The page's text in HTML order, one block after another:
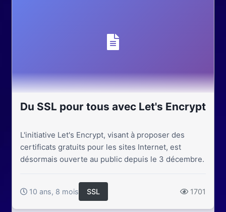
Du SSL pour tous avec Let's Encrypt
L'initiative Let's Encrypt, visant à proposer des
certificats gratuits pour les sites Internet, est
désormais ouverte au public depuis le 3 décembre.
10 ans, 8 mois SSL 1701